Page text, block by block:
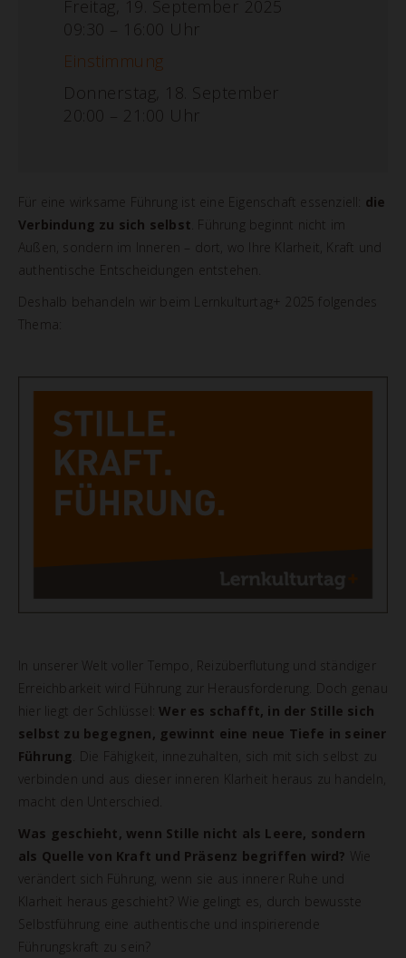
Freitag, 19. September 2025
09:30 – 16:00 Uhr
Einstimmung
Donnerstag, 18. September
20:00 – 21:00 Uhr
Für eine wirksame Führung ist eine Eigenschaft essenziell: die
Verbindung zu sich selbst . Führung beginnt nicht im
Außen, sondern im Inneren – dort, wo Ihre Klarheit, Kraft und
authentische Entscheidungen entstehen.
Deshalb behandeln wir beim Lernkulturtag+ 2025 folgendes
Thema:
In unserer Welt voller Tempo, Reizüberflutung und ständiger
Erreichbarkeit wird Führung zur Herausforderung. Doch genau
hier liegt der Schlüssel:
Wer es schafft, in der Stille sich
selbst zu begegnen, gewinnt eine neue Tiefe in seiner
Führung . Die Fähigkeit, innezuhalten, sich mit sich selbst zu
verbinden und aus dieser inneren Klarheit heraus zu handeln,
macht den Unterschied.
Was geschieht, wenn Stille nicht als Leere, sondern
als Quelle von Kraft und Präsenz begriffen wird? Wie
verändert sich Führung, wenn sie aus innerer Ruhe und
Klarheit heraus geschieht? Wie gelingt es, durch bewusste
Selbstführung eine authentische und inspirierende
Führungskraft zu sein?